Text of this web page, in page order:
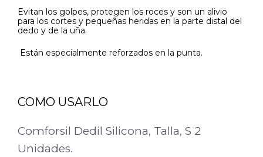
Evitan los golpes, protegen los roces y son un alivio
para los cortes y pequeñas heridas en la parte distal del
dedo y de la uña.
Están especialmente reforzados en la punta.
COMO USARLO
Comforsil Dedil Silicona, Talla, S 2
Unidades.